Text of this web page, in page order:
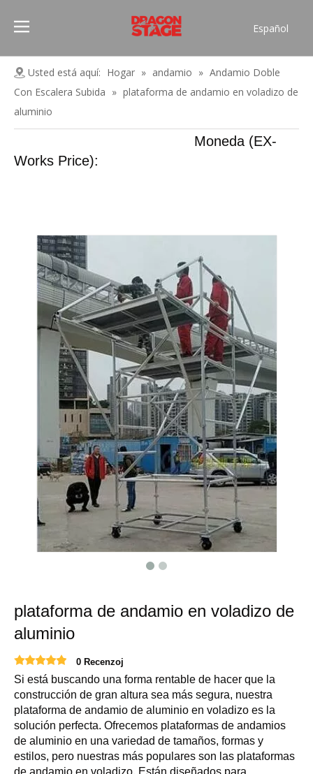
Español
Pусский
Français
简体中文
English
Usted está aquí: Hogar » andamio » Andamio Doble
Con Escalera Subida » plataforma de andamio en voladizo de
aluminio
Moneda (EX-
Works Price):
plataforma de andamio en voladizo de
aluminio
0 Recenzoj
Si está buscando una forma rentable de hacer que la
construcción de gran altura sea más segura, nuestra
plataforma de andamio de aluminio en voladizo es la
solución perfecta. Ofrecemos plataformas de andamios
de aluminio en una variedad de tamaños, formas y
estilos, pero nuestras más populares son las plataformas
de andamio en voladizo. Están diseñados para